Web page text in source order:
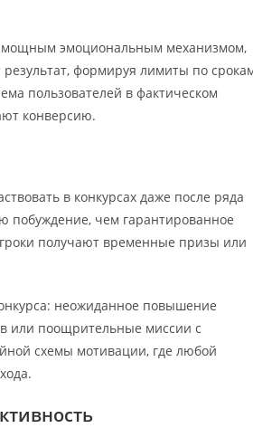
мощным эмоциональным механизмом,
формируя лимиты по
пользователей в фактическом
конверсию.
в конкурсах даже после ряда
побуждение, чем гарантированное
получают временные призы или
неожиданное повышение
или поощрительные миссии с
схемы мотивации, где любой